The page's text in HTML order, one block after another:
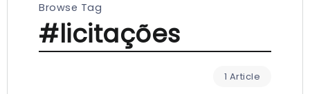
Browse Tag
#licitações
1 Article